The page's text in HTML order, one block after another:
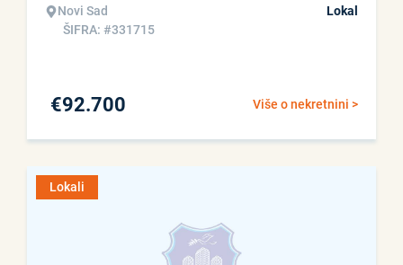
Novi Sad
ŠIFRA: #331715
Lokal
Više o nekretnini >
€92.700
Lokali